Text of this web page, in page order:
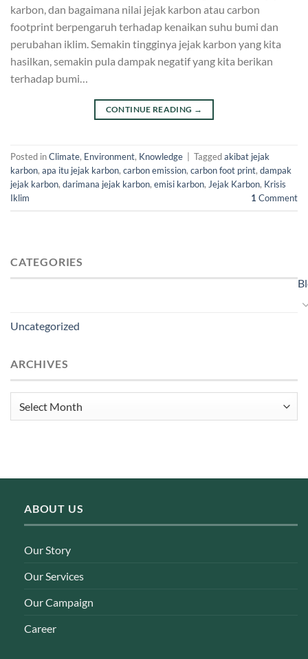
karbon, dan bagaimana nilai jejak karbon atau carbon
footprint berpengaruh terhadap kenaikan suhu bumi dan
perubahan iklim. Semakin tingginya jejak karbon yang kita
hasilkan, semakin pula dampak negatif yang kita berikan
terhadap bumi…
CONTINUE READING →
Posted inClimate, Environment, Knowledge Taggedakibat jejak
karbon, apa itu jejak karbon, carbon emission, carbon foot print, dampak
jejak karbon, darimana jejak karbon, emisi karbon, Jejak Karbon, Krisis
Iklim
1 Comment
CATEGORIES
Uncategorized
ARCHIVES
Archives
ABOUT US
Our Story
Our Services
Our Campaign
Career